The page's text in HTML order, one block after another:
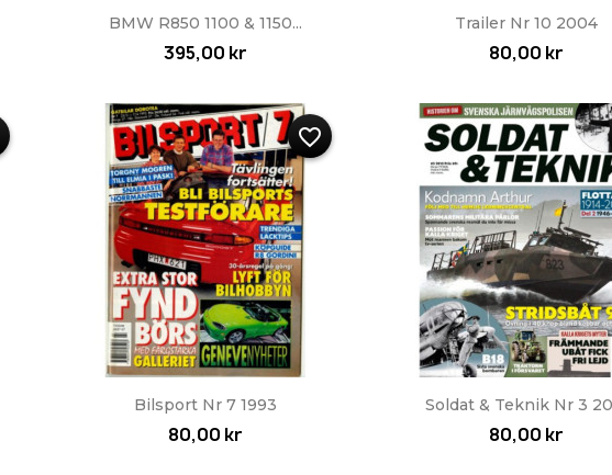
Snabbvy
BMW R850 1100 & 1150...
395,00 kr
Snabbvy
Trailer Nr 10 2004
80,00 kr
Snabbvy
Bilsport Nr 7 1993
80,00 kr
favorite_border
Snabbvy
Soldat & Teknik Nr 3
80,00 kr